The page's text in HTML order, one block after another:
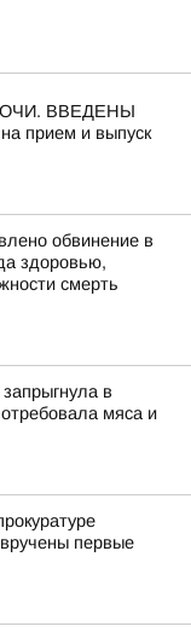
СОЧИ. ВВЕДЕНЫ
прием и выпуск
обвинение в
здоровью,
смерть
в
мяса и
первые